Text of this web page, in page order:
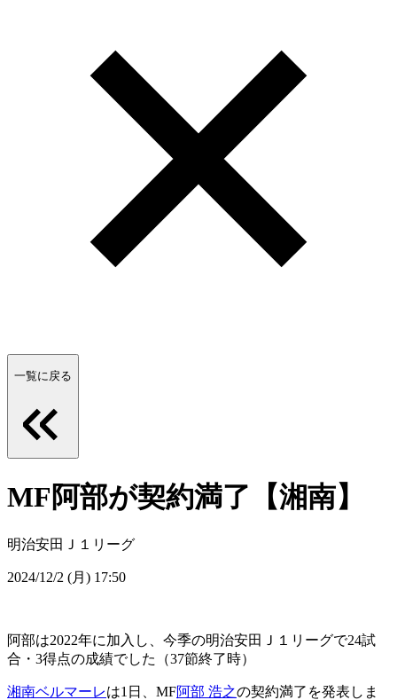
一覧に戻る
MF阿部が契約満了【湘南】
明治安田Ｊ１リーグ
2024/12/2 (月) 17:50
阿部は2022年に加入し、今季の明治安田Ｊ１リーグで24試
合・3得点の成績でした（37節終了時）
湘南ベルマーレは1日、MF阿部 浩之の契約満了を発表しま